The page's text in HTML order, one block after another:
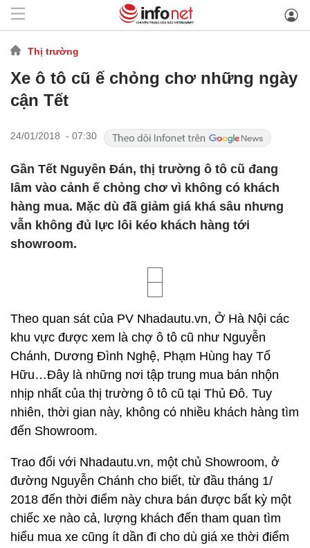
Thị trường
Xe ô tô cũ ế chỏng chơ những ngày
cận Tết
24/01/2018 - 07:30
Gần Tết Nguyên Đán, thị trường ô tô cũ đang
lâm vào cảnh ế chỏng chơ vì không có khách
hàng mua. Mặc dù đã giảm giá khá sâu nhưng
vẫn không đủ lực lôi kéo khách hàng tới
showroom.
Theo quan sát của PV Nhadautu.vn, Ở Hà Nội các
khu vực được xem là chợ ô tô cũ như Nguyễn
Chánh, Dương Đình Nghệ, Phạm Hùng hay Tố
Hữu…Đây là những nơi tập trung mua bán nhộn
nhịp nhất của thị trường ô tô cũ tại Thủ Đô. Tuy
nhiên, thời gian này, không có nhiều khách hàng tìm
đến Showroom.
Trao đổi với Nhadautu.vn, một chủ Showroom, ở
đường Nguyễn Chánh cho biết, từ đầu tháng 1/
2018 đến thời điểm này chưa bán được bất kỳ một
chiếc xe nào cả, lượng khách đến tham quan tìm
hiểu mua xe cũng ít dần đi cho dù giá xe thời điểm